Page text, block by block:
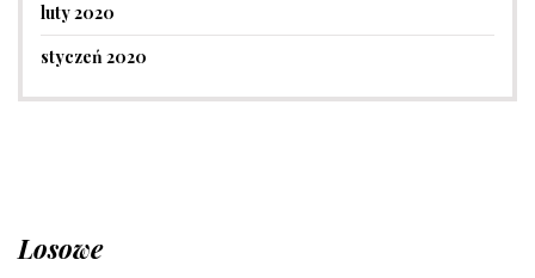
luty 2020
styczeń 2020
Losowe